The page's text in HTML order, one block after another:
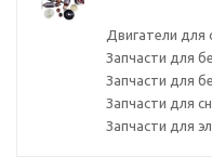
Двигатели для
Запчасти для
Запчасти для
Запчасти для
Запчасти для